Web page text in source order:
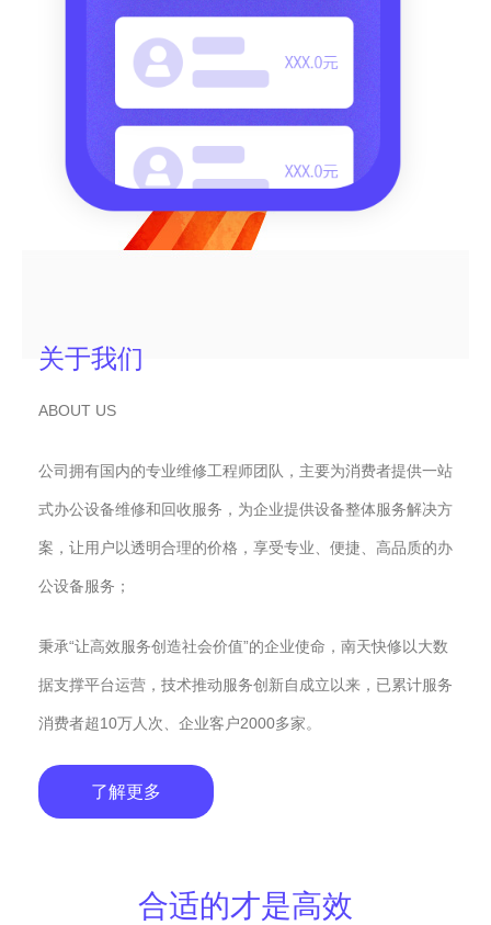
关于我们
ABOUT US
公司拥有国内的专业维修工程师团队，主要为消费者提供一站
式办公设备维修和回收服务，为企业提供设备整体服务解决方
案，让用户以透明合理的价格，享受专业、便捷、高品质的办
公设备服务；
秉承“让高效服务创造社会价值”的企业使命，南天快修以大数
据支撑平台运营，技术推动服务创新自成立以来，已累计服务
消费者超10万人次、企业客户2000多家。
了解更多
合适的才是高效